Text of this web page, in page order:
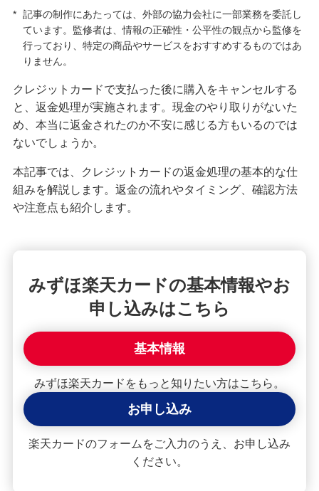
キャッシュカードとクレジットカードの違いは？
役割や使い分ける方法も解説
方法は？メリット・デメリットも解説
クレジットカードの更新時にするべきことは？新
しいカードが届かない原因も解説
クレジットカードの利用限度額はどう決まる？仕
組みや確認方法、増やす方法を紹介
【クレジットカード初心者向け】使い方や使える
場所、ポイントの貯め方を紹介
クレジットカードの住所変更手続を紹介！タイミ
ングや変更しないリスクも解説
クレジットカードで分割払い・あとから分割を利
用する手順は？手数料やメリットも紹介
2枚目のクレジットカードを持つメリット・デメリ
ットは？選び方や使い分けも解説
* 記事の制作にあたっては、外部の協力会社に一部業務を委託し
ています。監修者は、情報の正確性・公平性の観点から監修を
行っており、特定の商品やサービスをおすすめするものではあ
りません。
クレジットカードで支払った後に購入をキャンセルする
と、返金処理が実施されます。現金のやり取りがないた
め、本当に返金されたのか不安に感じる方もいるのでは
ないでしょうか。
本記事では、クレジットカードの返金処理の基本的な仕
組みを解説します。返金の流れやタイミング、確認方法
や注意点も紹介します。
みずほ楽天カードの基本情報やお
申し込みはこちら
基本情報
みずほ楽天カードをもっと知りたい方はこちら。
お申し込み
楽天カードのフォームをご入力のうえ、お申し込み
ください。